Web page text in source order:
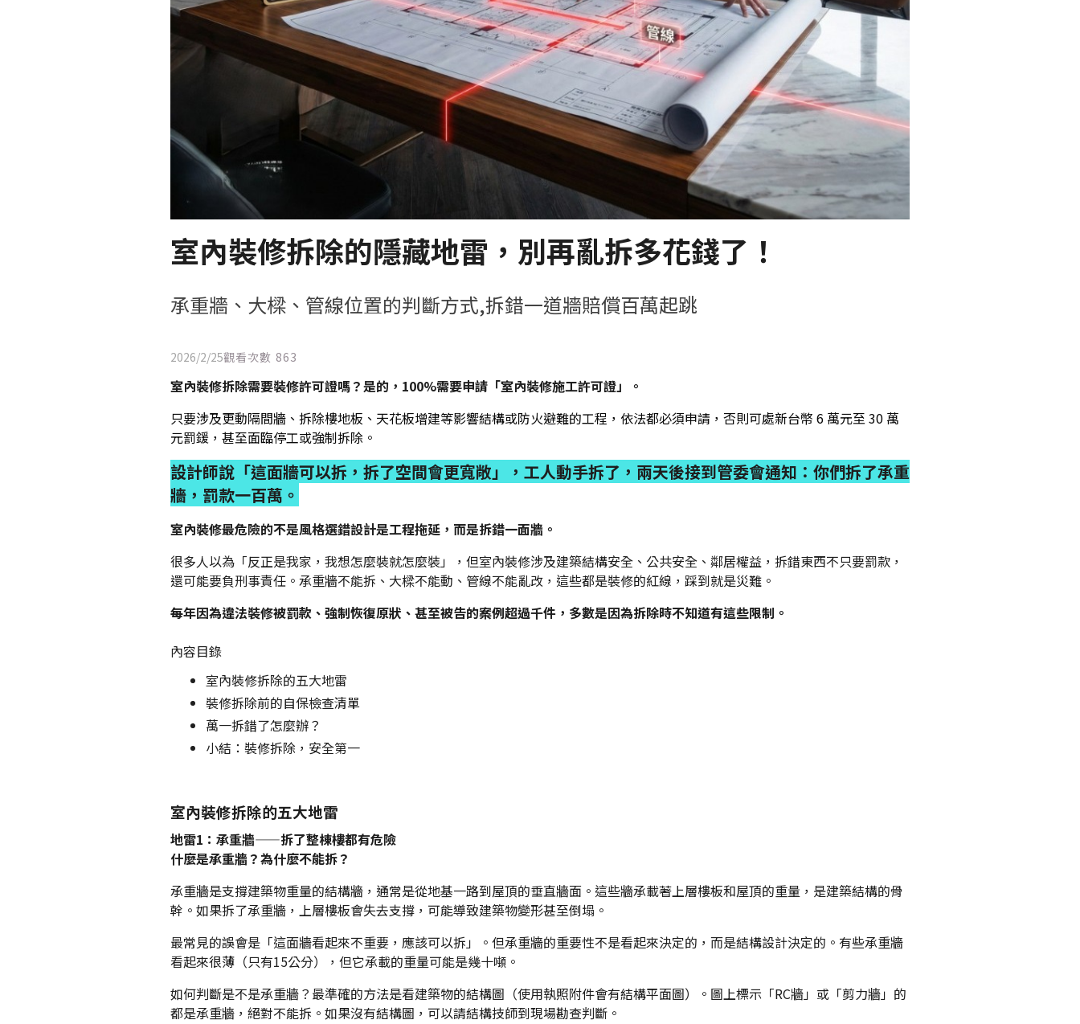
室內裝修拆除的隱藏地雷，別再亂拆多花錢了！
承重牆、大樑、管線位置的判斷方式,拆錯一道牆賠償百萬起跳
2026/2/25觀看次數 863
室內裝修拆除需要裝修許可證嗎？是的，100%需要申請「室內裝修施工許可證」。
只要涉及更動隔間牆、拆除樓地板、天花板增建等影響結構或防火避難的工程，依法都必須申請，否則可處新台幣 6 萬元至 30 萬
元罰鍰，甚至面臨停工或強制拆除。
設計師說「這面牆可以拆，拆了空間會更寬敞」，工人動手拆了，兩天後接到管委會通知：你們拆了承重
牆，罰款一百萬。
室內裝修最危險的不是風格選錯設計是工程拖延，而是拆錯一面牆。
很多人以為「反正是我家，我想怎麼裝就怎麼裝」，但室內裝修涉及建築結構安全、公共安全、鄰居權益，拆錯東西不只要罰款，
還可能要負刑事責任。承重牆不能拆、大樑不能動、管線不能亂改，這些都是裝修的紅線，踩到就是災難。
每年因為違法裝修被罰款、強制恢復原狀、甚至被告的案例超過千件，多數是因為拆除時不知道有這些限制。
內容目錄
室內裝修拆除的五大地雷
裝修拆除前的自保檢查清單
萬一拆錯了怎麼辦？
小結：裝修拆除，安全第一
室內裝修拆除的五大地雷
地雷1：承重牆——拆了整棟樓都有危險
什麼是承重牆？為什麼不能拆？
承重牆是支撐建築物重量的結構牆，通常是從地基一路到屋頂的垂直牆面。這些牆承載著上層樓板和屋頂的重量，是建築結構的骨
幹。如果拆了承重牆，上層樓板會失去支撐，可能導致建築物變形甚至倒塌。
最常見的誤會是「這面牆看起來不重要，應該可以拆」。但承重牆的重要性不是看起來決定的，而是結構設計決定的。有些承重牆
看起來很薄（只有15公分），但它承載的重量可能是幾十噸。
如何判斷是不是承重牆？最準確的方法是看建築物的結構圖（使用執照附件會有結構平面圖）。圖上標示「RC牆」或「剪力牆」的
都是承重牆，絕對不能拆。如果沒有結構圖，可以請結構技師到現場勘查判斷。